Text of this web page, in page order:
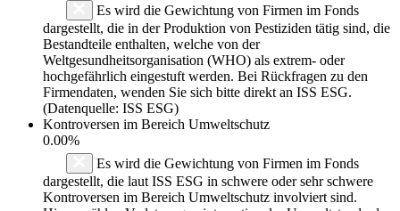
Es wird die Gewichtung von Firmen im Fonds
dargestellt, die in der Produktion von Pestiziden tätig sind, die
Bestandteile enthalten, welche von der
Weltgesundheitsorganisation (WHO) als extrem- oder
hochgefährlich eingestuft werden. Bei Rückfragen zu den
Firmendaten, wenden Sie sich bitte direkt an ISS ESG.
(Datenquelle: ISS ESG)
Kontroversen im Bereich Umweltschutz
0.00%
Es wird die Gewichtung von Firmen im Fonds
dargestellt, die laut ISS ESG in schwere oder sehr schwere
Kontroversen im Bereich Umweltschutz involviert sind.